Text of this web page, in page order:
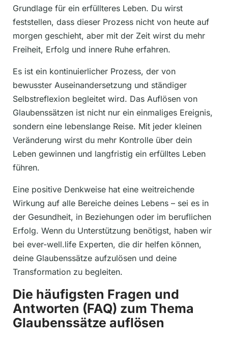
Grundlage für ein erfüllteres Leben. Du wirst
feststellen, dass dieser Prozess nicht von heute auf
morgen geschieht, aber mit der Zeit wirst du mehr
Freiheit, Erfolg und innere Ruhe erfahren.
Es ist ein kontinuierlicher Prozess, der von
bewusster Auseinandersetzung und ständiger
Selbstreflexion begleitet wird. Das Auflösen von
Glaubenssätzen ist nicht nur ein einmaliges Ereignis,
sondern eine lebenslange Reise. Mit jeder kleinen
Veränderung wirst du mehr Kontrolle über dein
Leben gewinnen und langfristig ein erfülltes Leben
führen.
Eine positive Denkweise hat eine weitreichende
Wirkung auf alle Bereiche deines Lebens – sei es in
der Gesundheit, in Beziehungen oder im beruflichen
Erfolg. Wenn du Unterstützung benötigst, haben wir
bei ever-well.life Experten, die dir helfen können,
deine Glaubenssätze aufzulösen und deine
Transformation zu begleiten.
Die häufigsten Fragen und
Antworten (FAQ) zum Thema
Glaubenssätze auflösen